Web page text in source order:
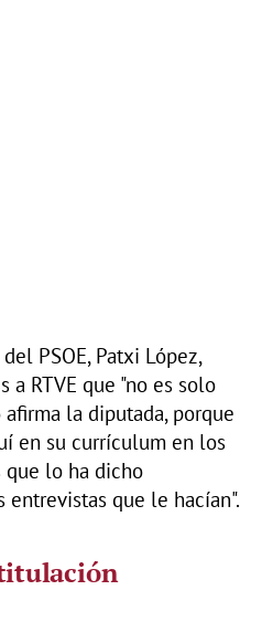
PSOE, Patxi López,
a RTVE que "no es solo
la diputada, porque
en su currículum en los
que lo ha dicho
que le hacían".